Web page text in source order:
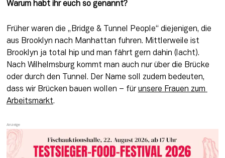
Warum habt ihr euch so genannt?
Früher waren die „Bridge & Tunnel People“ diejenigen, die
aus Brooklyn nach Manhattan fuhren. Mittlerweile ist
Brooklyn ja total hip und man fährt gern dahin (lacht).
Nach Wilhelmsburg kommt man auch nur über die Brücke
oder durch den Tunnel. Der Name soll zudem bedeuten,
dass wir Brücken bauen wollen – für unsere Frauen zum
Arbeitsmarkt.